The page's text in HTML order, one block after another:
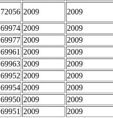
72056 2009
2009
69974 2009
2009
69977 2009
2009
69961 2009
2009
69963 2009
2009
69952 2009
2009
69954 2009
2009
69950 2009
2009
69951 2009
2009